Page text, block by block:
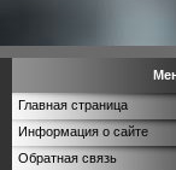
Главная страница
Информация о сайте
Обратная связь